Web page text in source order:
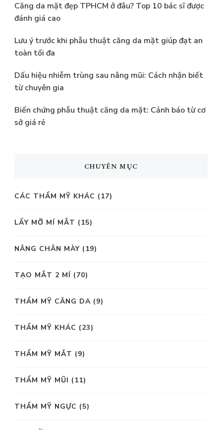
Căng da mặt đẹp TPHCM ở đâu? Top 10 bác sĩ được
đánh giá cao
Lưu ý trước khi phẫu thuật căng da mặt giúp đạt an
toàn tối đa
Dấu hiệu nhiễm trùng sau nâng mũi: Cách nhận biết
từ chuyên gia
Biến chứng phẫu thuật căng da mặt: Cảnh báo từ cơ
sở giá rẻ
CHUYÊN MỤC
CÁC THẨM MỸ KHÁC (17)
LẤY MỠ MÍ MẮT (15)
NÂNG CHÂN MÀY (19)
TẠO MẮT 2 MÍ (70)
THẨM MỸ CĂNG DA (9)
THẨM MỸ KHÁC (23)
THẨM MỸ MẮT (9)
THẨM MỸ MŨI (11)
THẨM MỸ NGỰC (5)